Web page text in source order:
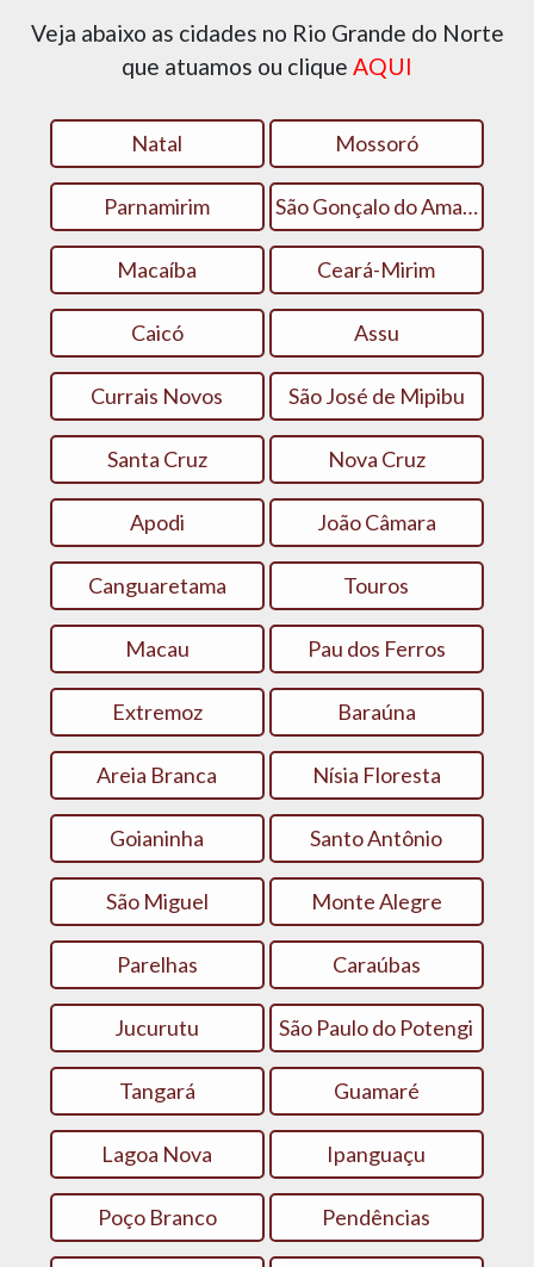
Veja abaixo as cidades no Rio Grande do Norte
que atuamos ou clique AQUI
Natal Mossoró
Parnamirim São Gonçalo do Amarante
Macaíba Ceará-Mirim
Caicó Assu
Currais Novos São José de Mipibu
Santa Cruz Nova Cruz
Apodi João Câmara
Canguaretama Touros
Macau Pau dos Ferros
Extremoz Baraúna
Areia Branca Nísia Floresta
Goianinha Santo Antônio
São Miguel Monte Alegre
Parelhas Caraúbas
Jucurutu São Paulo do Potengi
Tangará Guamaré
Lagoa Nova Ipanguaçu
Poço Branco Pendências